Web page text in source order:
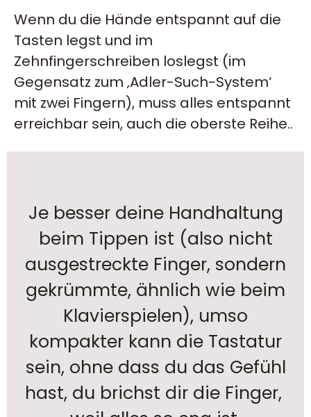
Wenn du die Hände entspannt auf die
Tasten legst und im
Zehnfingerschreiben loslegst (im
Gegensatz zum ‚Adler-Such-System‘
mit zwei Fingern), muss alles entspannt
erreichbar sein, auch die oberste Reihe..
Je besser deine Handhaltung
beim Tippen ist (also nicht
ausgestreckte Finger, sondern
gekrümmte, ähnlich wie beim
Klavierspielen), umso
kompakter kann die Tastatur
sein, ohne dass du das Gefühl
hast, du brichst dir die Finger,